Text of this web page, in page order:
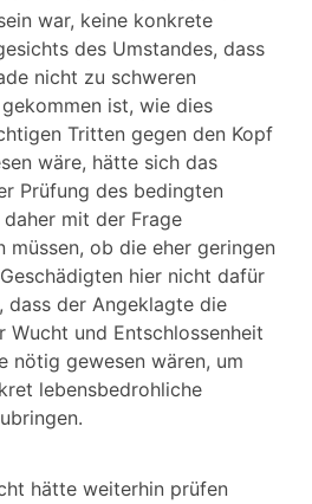
war, keine konkrete
des Umstandes, dass
nicht zu schweren
ist, wie dies
Tritten gegen den Kopf
wäre, hätte sich das
Prüfung des bedingten
mit der Frage
müssen, ob die eher geringen
hier nicht dafür
dass der Angeklagte die
und Entschlossenheit
nötig gewesen wären, um
lebensbedrohliche
hätte weiterhin prüfen